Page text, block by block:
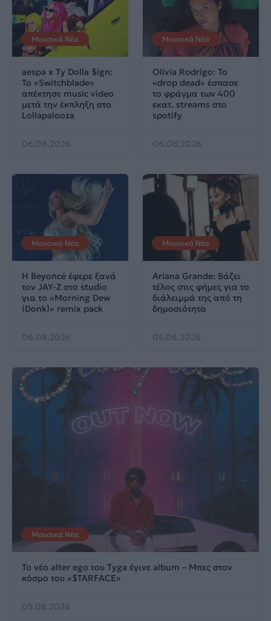
Μουσικά Νέα
aespa x Ty Dolla $ign:
Το «Switchblade»
απέκτησε music video
μετά την έκπληξη στο
Lollapalooza
06.08.2026
Μουσικά Νέα
Olivia Rodrigo: To
«drop dead» έσπασε
το φράγμα των 400
εκατ. streams στο
spotify
06.08.2026
Μουσικά Νέα
Η Beyoncé έφερε ξανά
τον JAY-Z στο studio
για το «Morning Dew
(Donk)» remix pack
06.08.2026
Μουσικά Νέα
Ariana Grande: Βάζει
τέλος στις φήμες για το
διάλειμμά της από τη
δημοσιότητα
05.08.2026
Μουσικά Νέα
Το νέο alter ego του Tyga έγινε album – Μπες στον
κόσμο του «$TARFACE»
05.08.2026